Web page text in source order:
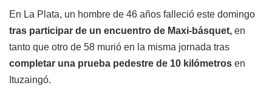
En La Plata, un hombre de 46 años falleció este domingo
tras participar de un encuentro de Maxi-básquet, en
tanto que otro de 58 murió en la misma jornada tras
completar una prueba pedestre de 10 kilómetros en
Ituzaingó.